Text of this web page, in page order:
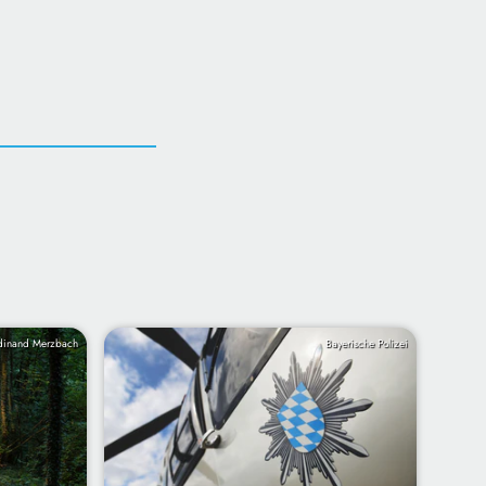
Merzbach Bayerische Polizei